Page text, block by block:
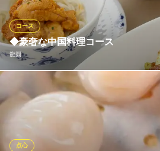
ちろん、季節限定のメニューやヘルシー
家族連れやグループでも、お好みのメニ
さい！
バーミヤン 浅草かっぱ橋店
リーズナブルに本格中華
つくばエクスプレス浅草駅 徒歩6分
東京都台東区西浅草3-25 台東区生涯学習センター
◆豪奢な中国料理コース
龍圓
コース
どんな食材でも必ず産地に出向き、シ
仕入れた素材を使ったコースをでご用
本格中国料理を楽しめます。
龍圓
点心